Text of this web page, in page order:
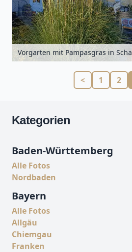
< 1 2
Kategorien
Baden-Württemberg
Alle Fotos
Nordbaden
Bayern
Alle Fotos
Allgäu
Chiemgau
Franken